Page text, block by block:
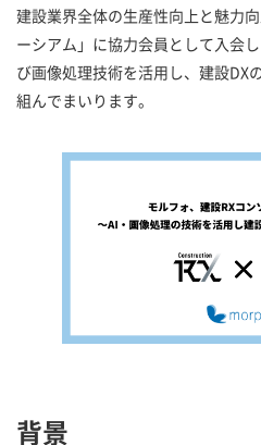
建設業界全体の生産性向上と魅力
ーシアム」に協力会員として入会
び画像処理技術を活用し、建設DX
組んでまいります。
背景